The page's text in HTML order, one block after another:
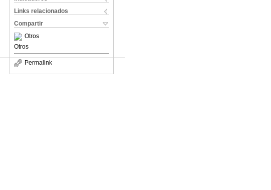
Links relacionados
Compartir
Otros
Otros
Permalink